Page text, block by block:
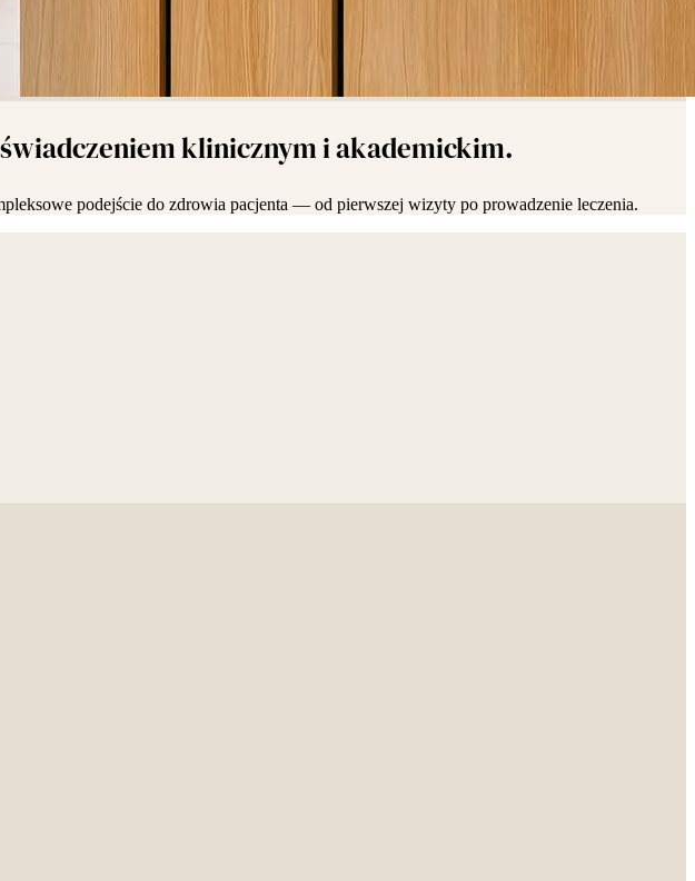
klinicznym i akademickim.
podejście do zdrowia pacjenta — od pierwszej wizyty po prowadzenie leczenia.